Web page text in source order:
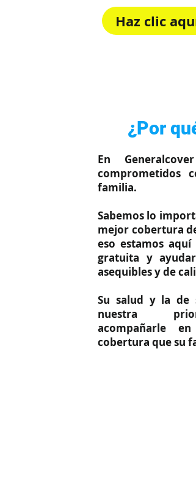
Haz clic
¿Por
En
comprometidos
familia.
Sabemos lo
mejor cobertura
eso estamos
gratuita y
asequibles y de
Su salud y la de
nuestra
acompañarle
cobertura que su